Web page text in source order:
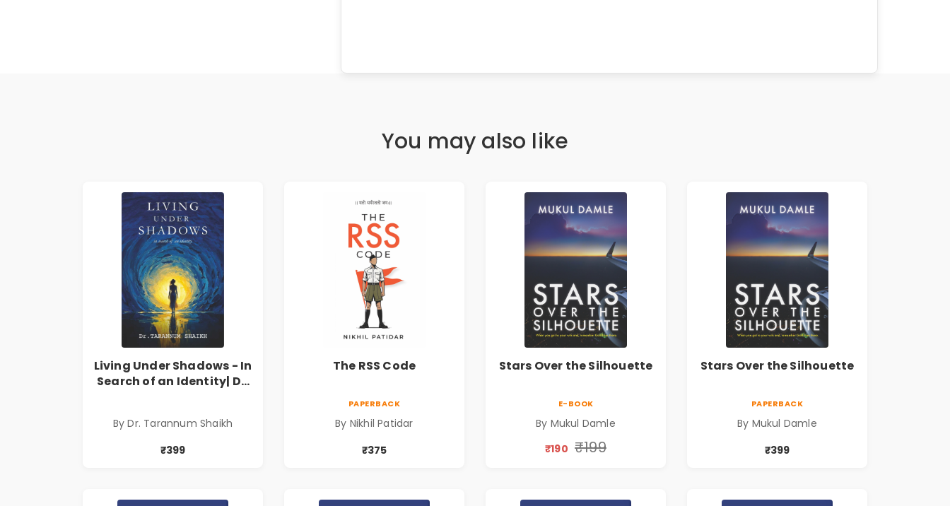
You may also like
Living Under Shadows - In
Search of an Identity| Dr.
By Dr. Tarannum Shaikh
₹399
The RSS Code
PAPERBACK
By Nikhil Patidar
₹375
Stars Over the Silhouette
E-BOOK
By Mukul Damle
₹190 ₹199
Stars Over the Silhouette
PAPERBACK
By Mukul Damle
₹399